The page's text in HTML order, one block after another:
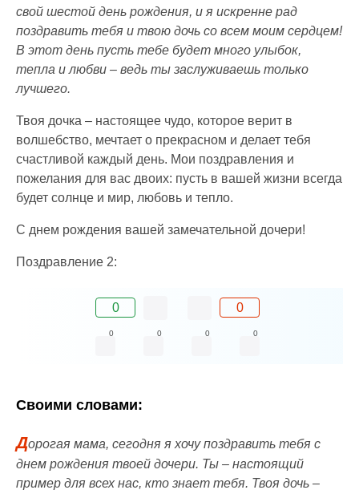
свой шестой день рождения, и я искренне рад
поздравить тебя и твою дочь со всем моим сердцем!
В этот день пусть тебе будет много улыбок,
тепла и любви – ведь ты заслуживаешь только
лучшего.
Твоя дочка – настоящее чудо, которое верит в
волшебство, мечтает о прекрасном и делает тебя
счастливой каждый день. Мои поздравления и
пожелания для вас двоих: пусть в вашей жизни всегда
будет солнце и мир, любовь и тепло.
С днем рождения вашей замечательной дочери!
Поздравление 2:
0 0
0 0 0 0
Своими словами:
Дорогая мама, сегодня я хочу поздравить тебя с
днем рождения твоей дочери. Ты – настоящий
пример для всех нас, кто знает тебя. Твоя дочь –